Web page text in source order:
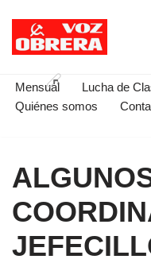
Saltar
contenido
Mensual Lucha de
Quiénes somos